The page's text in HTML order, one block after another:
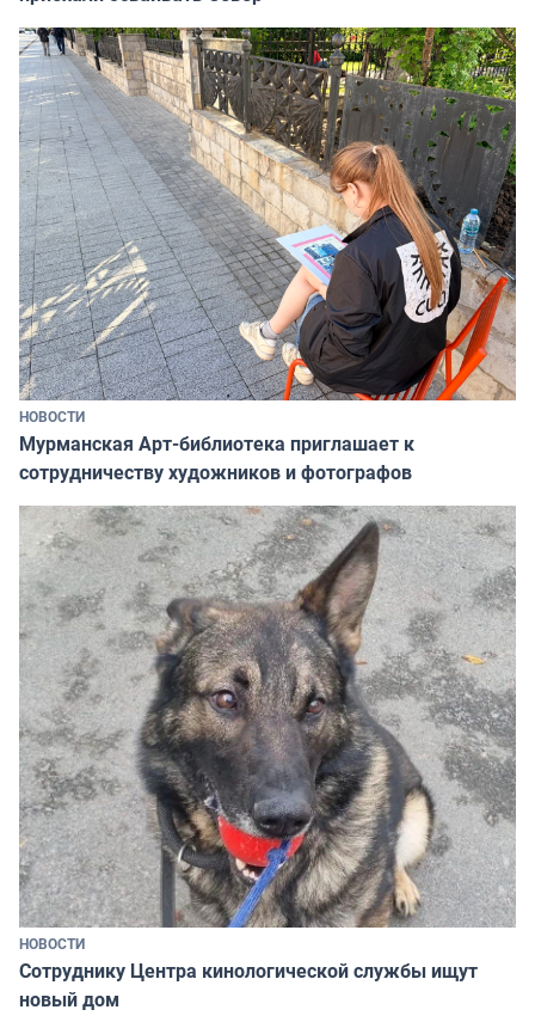
НОВОСТИ
Мурманская Арт-библиотека приглашает к
сотрудничеству художников и фотографов
НОВОСТИ
Сотруднику Центра кинологической службы ищут
новый дом